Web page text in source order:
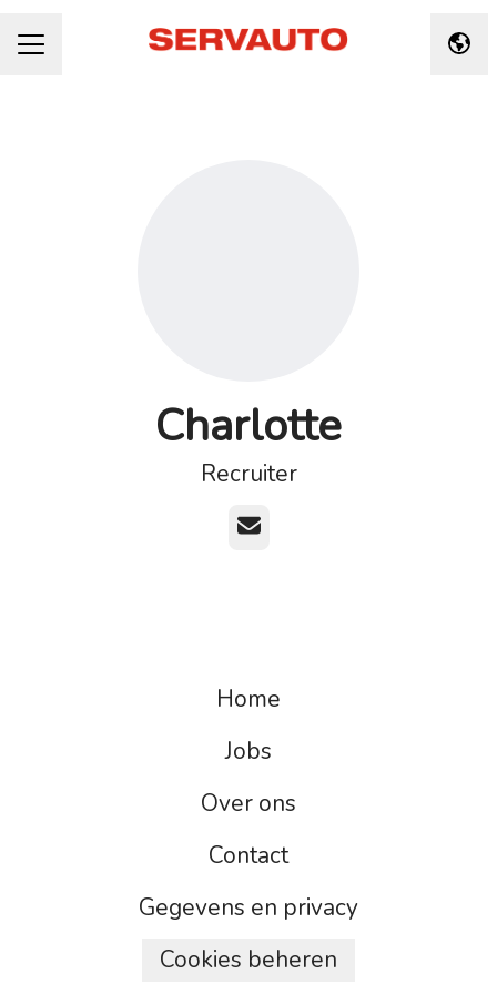
CARRIÈREMENU Taal
Charlotte
Recruiter
E-mailadres
Home
Jobs
Over ons
Contact
Gegevens en privacy
Cookies beheren